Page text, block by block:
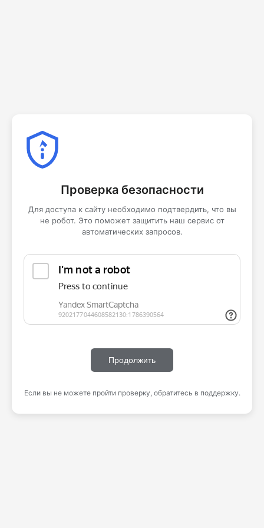
Проверка безопасности
Для доступа к сайту необходимо подтвердить, что вы
не робот. Это поможет защитить наш сервис от
автоматических запросов.
Продолжить
Если вы не можете пройти проверку, обратитесь в поддержку.